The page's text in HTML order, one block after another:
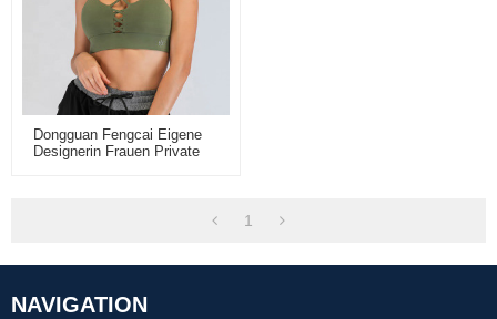
Dongguan Fengcai Eigene
Designerin Frauen Private
1
NAVIGATION